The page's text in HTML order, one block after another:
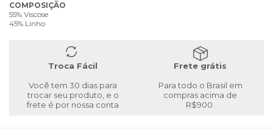
COMPOSIÇÃO
55% Viscose
45% Linho
Troca Fácil
Você tem 30 dias para
trocar seu produto, e o
frete é por nossa conta
Frete grátis
Para todo o Brasil em
compras acima de
R$900.